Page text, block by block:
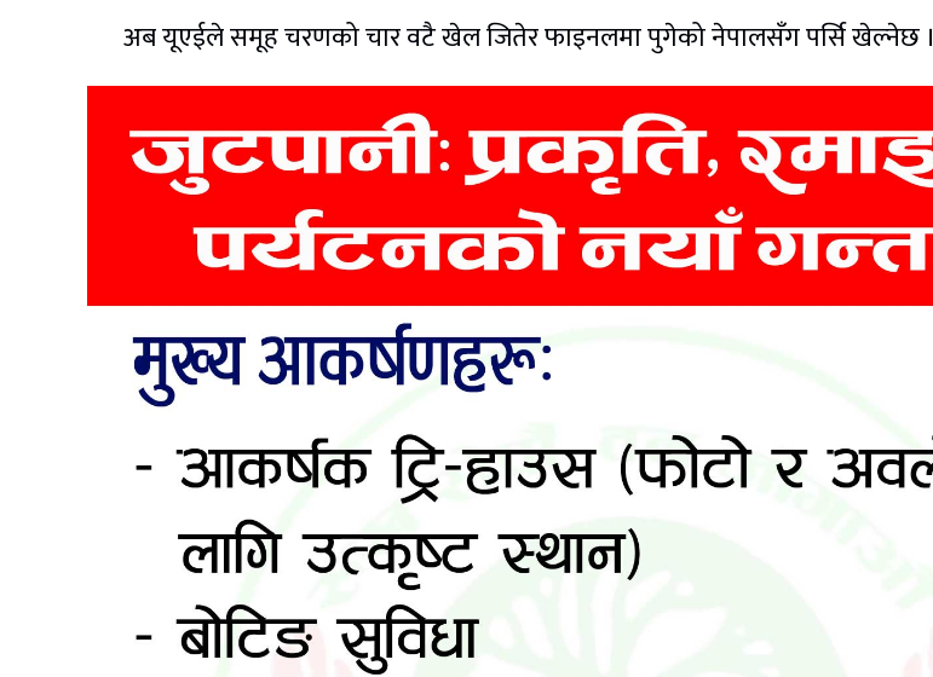
अब यूएईले समूह चरणको चार वटै खेल जितेर फाइनलमा पुगेको नेपालसँग पर्सि खेल्नेछ ।